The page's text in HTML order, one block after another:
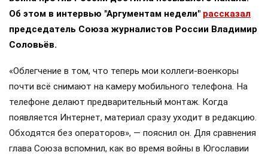
Об этом в интервью "Аргументам недели" рассказал
председатель Союза журналистов России Владимир
Соловьёв.
«Облегчение в том, что теперь мои коллеги-военкоры
почти всё снимают на камеру мобильного телефона. На
телефоне делают предварительный монтаж. Когда
появляется Интернет, материал сразу уходит в редакцию.
Обходятся без операторов», — пояснил он. Для сравнения
глава Союза вспомнил, как во время войны в Югославии